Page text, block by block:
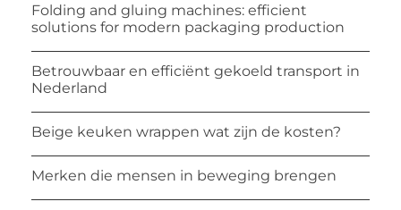
Folding and gluing machines: efficient
solutions for modern packaging production
Betrouwbaar en efficiënt gekoeld transport in
Nederland
Beige keuken wrappen wat zijn de kosten?
Merken die mensen in beweging brengen